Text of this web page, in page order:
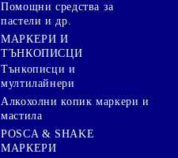
Помощни средства за
пастели и др.
МАРКЕРИ И
ТЪНКОПИСЦИ
Тънкописци и
мултилайнери
Алкохолни копик маркери и
мастила
POSCA & SHAKE
МАРКЕРИ